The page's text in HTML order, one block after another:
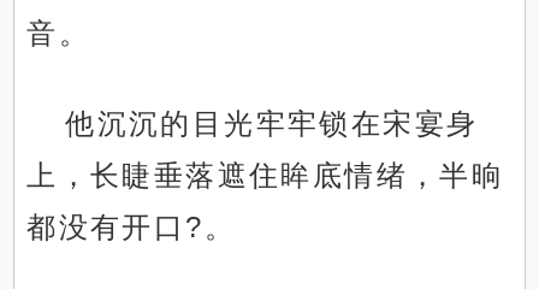
音。
他沉沉的目光牢牢锁在宋宴身
上，长睫垂落遮住眸底情绪，半晌
都没有开口?。